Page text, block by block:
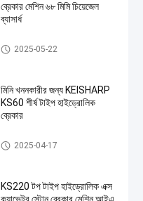
ব্রেকার মেশিন ৬৮ মিমি চিয়েজেল
ব্যাসার্ধ
টপ টাইপ হাইড্রোলিক ব্রেকার
2025-05-22
মিনি খননকারীর জন্য KEISHARP
KS60 শীর্ষ টাইপ হাইড্রোলিক
ব্রেকার
টপ টাইপ হাইড্রোলিক ব্রেকার
2025-04-17
KS220 টপ টাইপ হাইড্রোলিক এক্স